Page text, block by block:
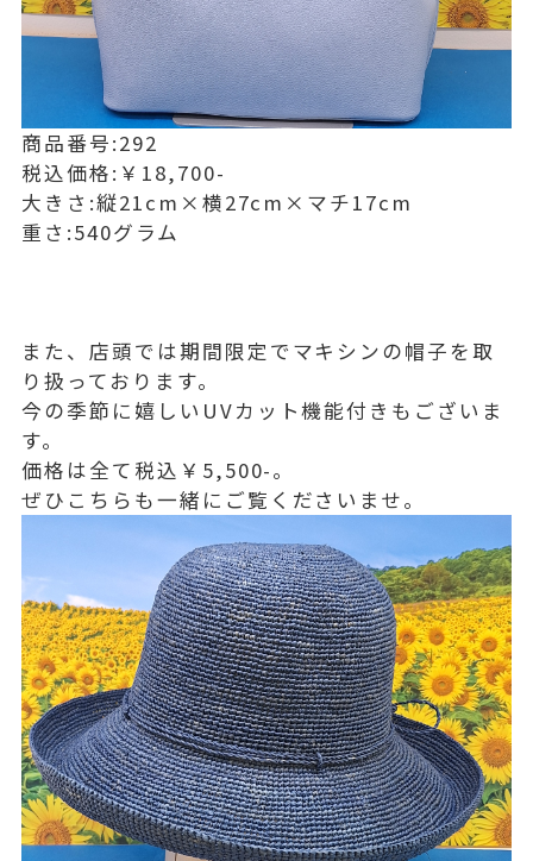
商品番号:292
税込価格:￥18,700-
大きさ:縦21cm×横27cm×マチ17cm
重さ:540グラム
また、店頭では期間限定でマキシンの帽子を取
り扱っております。
今の季節に嬉しいUVカット機能付きもございま
す。
価格は全て税込￥5,500-。
ぜひこちらも一緒にご覧くださいませ。